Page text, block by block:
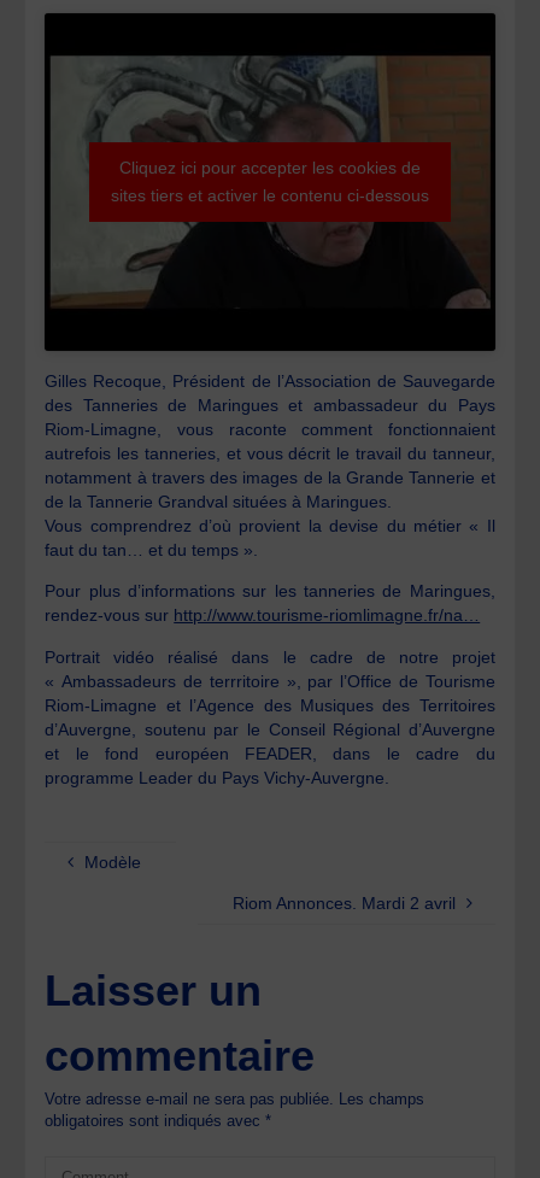
Cliquez ici pour accepter les cookies de
sites tiers et activer le contenu ci-dessous
Gilles Recoque, Président de l’Association de Sauvegarde
des Tanneries de Maringues et ambassadeur du Pays
Riom-Limagne, vous raconte comment fonctionnaient
autrefois les tanneries, et vous décrit le travail du tanneur,
notamment à travers des images de la Grande Tannerie et
de la Tannerie Grandval situées à Maringues.
Vous comprendrez d’où provient la devise du métier « Il
faut du tan… et du temps ».
Pour plus d’informations sur les tanneries de Maringues,
rendez-vous sur http://www.tourisme-riomlimagne.fr/na…
Portrait vidéo réalisé dans le cadre de notre projet
« Ambassadeurs de terrritoire », par l’Office de Tourisme
Riom-Limagne et l’Agence des Musiques des Territoires
d’Auvergne, soutenu par le Conseil Régional d’Auvergne
et le fond européen FEADER, dans le cadre du
programme Leader du Pays Vichy-Auvergne.
Modèle
Riom Annonces. Mardi 2 avril
Laisser un
commentaire
Votre adresse e-mail ne sera pas publiée. Les champs
obligatoires sont indiqués avec*